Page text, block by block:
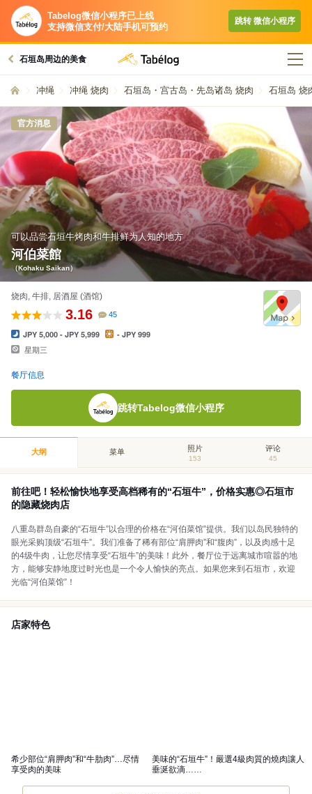
Tabelog微信小程序已上线
支持微信支付/大陆手机可预约
跳转​ 微信小程序​
石垣岛周边的美食
冲绳 冲绳 烧肉 石垣岛・宫古岛・先岛诸岛 烧肉 石垣岛 烧
官方消息
可以品尝石垣牛烤肉和牛排鲜为人知的地方
河伯菜館
（Kohaku Saikan）
烧肉, 牛排, 居酒屋 (酒馆)
3.16 45
JPY 5,000 - JPY 5,999 - JPY 999
星期三
餐厅信息
跳转Tabelog微信小程序
大纲 菜单 照片
153
评论
45
前往吧！轻松愉快地享受高档稀有的“石垣牛”，价格实惠◎石垣市
的隐藏烧肉店
八重岛群岛自豪的“石垣牛”以合理的价格在“河伯菜馆”提供。我们以岛民独特的
眼光采购顶级“石垣牛”。我们准备了稀有部位“肩胛肉”和“腹肉”，以及肉感十足
的4级牛肉，让您尽情享受“石垣牛”的美味！此外，餐厅位于远离城市喧嚣的地
方，能够安静地度过时光也是一个令人愉快的亮点。如果您来到石垣市，欢迎
光临“河伯菜馆”！
店家特色
希少部位“肩胛肉”和“牛肋肉”…尽情
享受肉的美味
美味的“石垣牛”！嚴選4級肉質的燒肉讓人
垂涎欲滴……